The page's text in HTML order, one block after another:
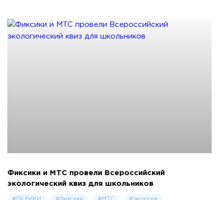
Фиксики и МТС провели Всероссийский
экологический квиз для школьников